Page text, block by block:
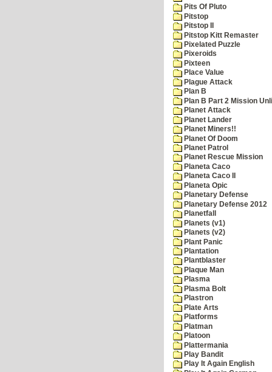
Pits Of Pluto
Pitstop
Pitstop II
Pitstop Kitt Remaster
Pixelated Puzzle
Pixeroids
Pixteen
Place Value
Plague Attack
Plan B
Plan B Part 2 Mission
Planet Attack
Planet Lander
Planet Miners!!
Planet Of Doom
Planet Patrol
Planet Rescue Mission
Planeta Caco
Planeta Caco II
Planeta Opic
Planetary Defense
Planetary Defense 2012
Planetfall
Planets (v1)
Planets (v2)
Plant Panic
Plantation
Plantblaster
Plaque Man
Plasma
Plasma Bolt
Plastron
Plate Arts
Platforms
Platman
Platoon
Plattermania
Play Bandit
Play It Again English